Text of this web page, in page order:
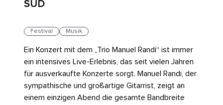
SUD
Festival Musik
Ein Konzert mit dem „Trio Manuel Randi“ ist immer
ein intensives Live-Erlebnis, das seit vielen Jahren
für ausverkaufte Konzerte sorgt. Manuel Randi, der
sympathische und großartige Gitarrist, zeigt an
einem einzigen Abend die gesamte Bandbreite